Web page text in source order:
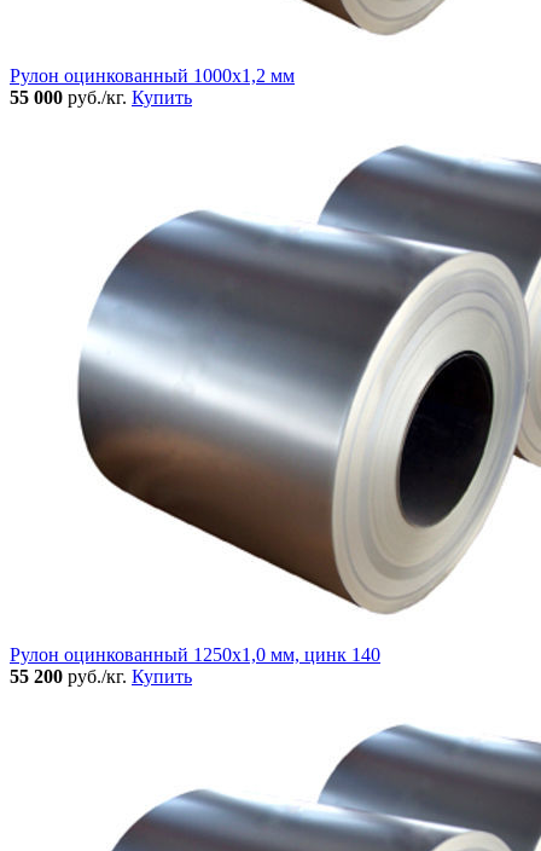
Рулон оцинкованный 1000х1,2 мм
55 000 руб./кг. Купить
Рулон оцинкованный 1250х1,0 мм, цинк 140
55 200 руб./кг. Купить